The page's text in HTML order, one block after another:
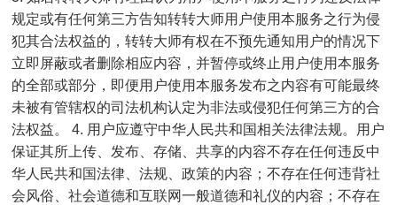
规定或有任何第三方告知转转大师用户使用本服务之行为侵
犯其合法权益的，转转大师有权在不预先通知用户的情况下
立即屏蔽或者删除相应内容，并暂停或终止用户使用本服务
的全部或部分，即便用户使用本服务发布之内容有可能最终
未被有管辖权的司法机构认定为非法或侵犯任何第三方的合
法权益。 4. 用户应遵守中华人民共和国相关法律法规。用户
保证其所上传、发布、存储、共享的内容不存在任何违反中
华人民共和国法律、法规、政策的内容；不存在任何违背社
会风俗、社会道德和互联网一般道德和礼仪的内容；不存在